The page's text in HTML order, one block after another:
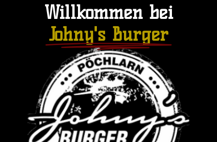
Willkommen bei
Johny's Burger